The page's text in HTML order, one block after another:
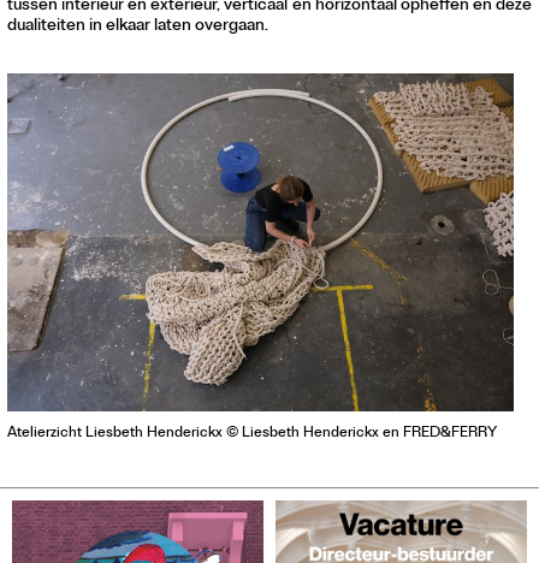
tussen interieur en exterieur, verticaal en horizontaal opheffen en deze
dualiteiten in elkaar laten overgaan.
Atelierzicht Liesbeth Henderickx © Liesbeth Henderickx en FRED&FERRY